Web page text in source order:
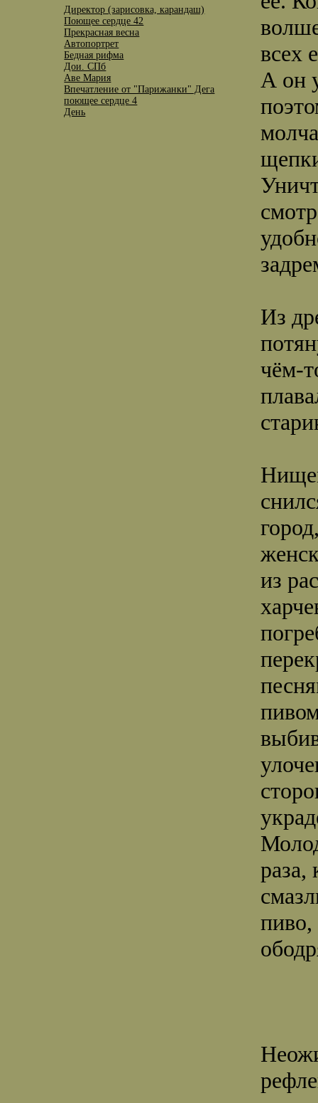
Директор (зарисовка, карандаш)
Поющее сердце 42
Прекрасная весна
Автопортрет
Бедная рифма
Дои. СПб
Аве Мария
Впечатление от "Парижанки" Дега
поющее сердце 4
День
всех
А он
Из
чём-
из
раза,
пиво,